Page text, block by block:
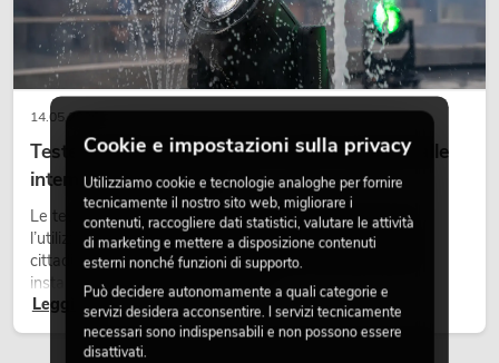
PSSO PA Set PRO M MK2
No. 20000457Articolo non disponibile
PSSO PA Set PRO L MK2
No. 20000458Articolo non disponibile
14.05.2026
Teste mobili outdoor: teste mobili resistenti alle
intemperie per eventi
Le teste mobili outdoor sono proiettori motorizzati per
l’utilizzo all’aperto. Vengono impiegate in festival, feste
cittadine, concerti open-air, allestimenti architetturali e
installazioni temporanee all’esterno.
Leggi ora
Cookie e impostazioni sulla privacy
Utilizziamo cookie e tecnologie analoghe per fornire
tecnicamente il nostro sito web, migliorare i
contenuti, raccogliere dati statistici, valutare le attività
di marketing e mettere a disposizione contenuti
esterni nonché funzioni di supporto.
Può decidere autonomamente a quali categorie e
servizi desidera acconsentire. I servizi tecnicamente
necessari sono indispensabili e non possono essere
disattivati.